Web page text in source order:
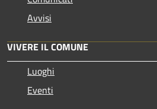
Avvisi
VIVERE IL COMUNE
Luoghi
Eventi